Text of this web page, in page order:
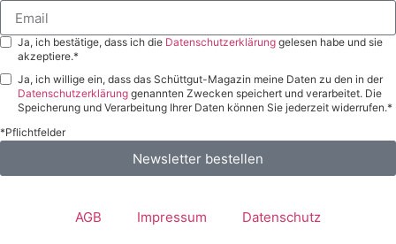
Ja, ich bestätige, dass ich die Datenschutzerklärung gelesen habe und sie
akzeptiere.*
Ja, ich willige ein, dass das Schüttgut-Magazin meine Daten zu den in der
Datenschutzerklärung genannten Zwecken speichert und verarbeitet. Die
Speicherung und Verarbeitung Ihrer Daten können Sie jederzeit widerrufen.*
*Pflichtfelder
Newsletter bestellen
AGB Impressum Datenschutz